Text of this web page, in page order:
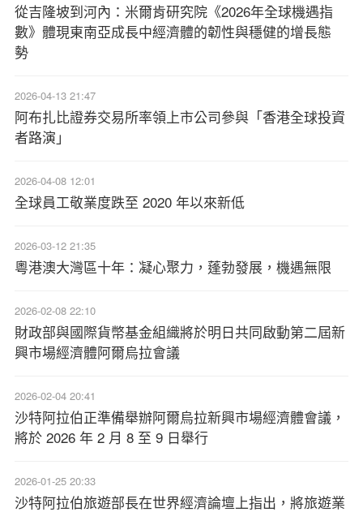
從吉隆坡到河內：米爾肯研究院《2026年全球機遇指
數》體現東南亞成長中經濟體的韌性與穩健的增長態
勢
2026-04-13 21:47
阿布扎比證券交易所率領上市公司參與「香港全球投資
者路演」
2026-04-08 12:01
全球員工敬業度跌至 2020 年以來新低
2026-03-12 21:35
粵港澳大灣區十年：凝心聚力，蓬勃發展，機遇無限
2026-02-08 22:10
財政部與國際貨幣基金組織將於明日共同啟動第二屆新
興市場經濟體阿爾烏拉會議
2026-02-04 20:41
沙特阿拉伯正準備舉辦阿爾烏拉新興市場經濟體會議，
將於 2026 年 2 月 8 至 9 日舉行
2026-01-25 20:33
沙特阿拉伯旅遊部長在世界經濟論壇上指出，將旅遊業